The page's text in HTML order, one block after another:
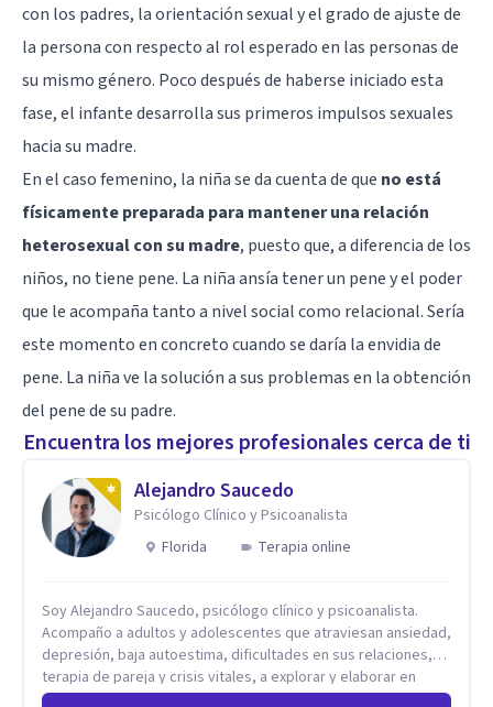
con los padres, la orientación sexual y el grado de ajuste de
la persona con respecto al rol esperado en las personas de
su mismo género. Poco después de haberse iniciado esta
fase, el infante desarrolla sus primeros impulsos sexuales
hacia su madre.
En el caso femenino, la niña se da cuenta de que no está
físicamente preparada para mantener una relación
heterosexual con su madre, puesto que, a diferencia de los
niños, no tiene pene. La niña ansía tener un pene y el poder
que le acompaña tanto a nivel social como relacional. Sería
este momento en concreto cuando se daría la envidia de
pene. La niña ve la solución a sus problemas en la obtención
del pene de su padre.
Encuentra los mejores profesionales cerca de ti
Alejandro Saucedo
Psicólogo Clínico y Psicoanalista
Florida
Terapia online
Soy Alejandro Saucedo, psicólogo clínico y psicoanalista.
Acompaño a adultos y adolescentes que atraviesan ansiedad,
depresión, baja autoestima, dificultades en sus relaciones,
terapia de pareja y crisis vitales, a explorar y elaborar en
profundidad los conflictos internos que generan malestar en